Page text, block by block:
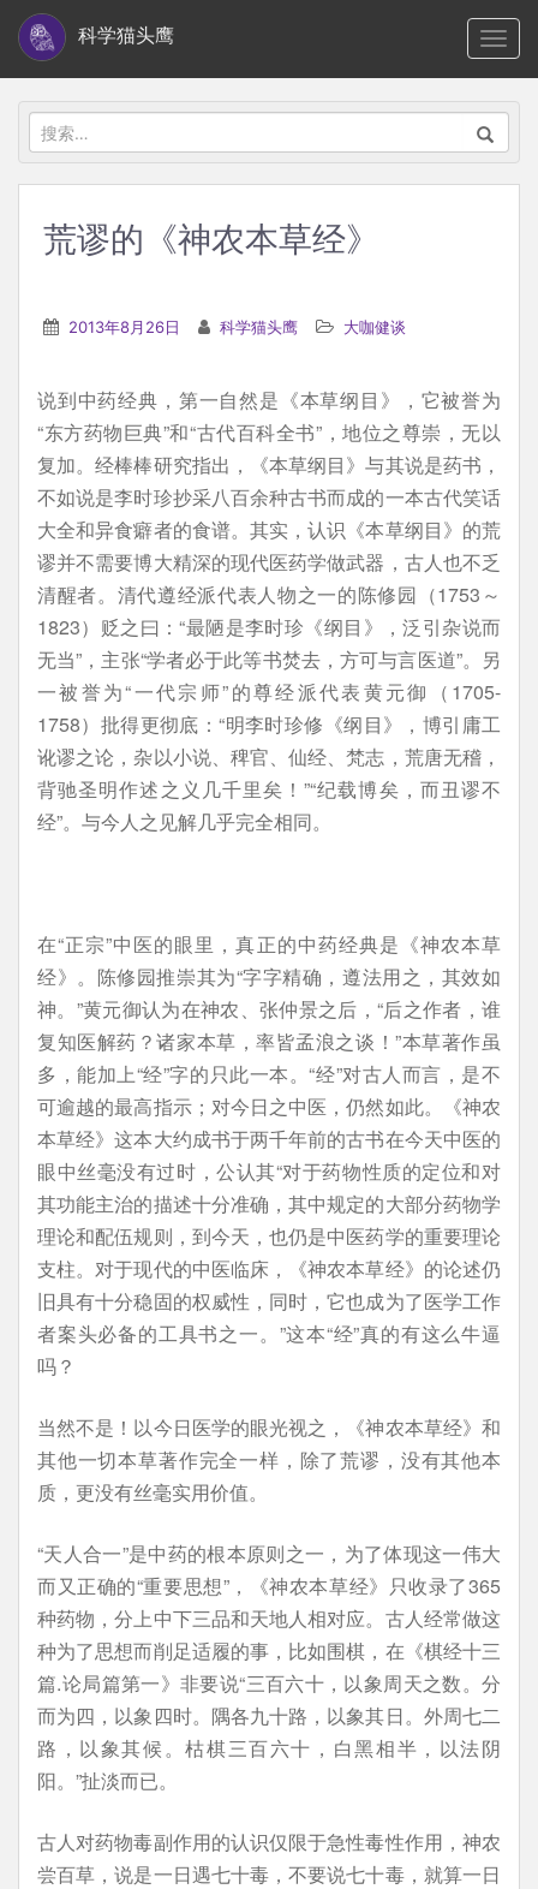
i
科学猫头鹰
搜
索：
荒谬的《神农本草经》
2013年8月26日 科学猫头鹰 大咖健谈
说到中药经典，第一自然是《本草纲目》，它被誉为
“东方药物巨典”和“古代百科全书”，地位之尊崇，无以
复加。经棒棒研究指出，《本草纲目》与其说是药书，
不如说是李时珍抄采八百余种古书而成的一本古代笑话
大全和异食癖者的食谱。其实，认识《本草纲目》的荒
谬并不需要博大精深的现代医药学做武器，古人也不乏
清醒者。清代遵经派代表人物之一的陈修园（1753～
1823）贬之曰：“最陋是李时珍《纲目》，泛引杂说而
无当”，主张“学者必于此等书焚去，方可与言医道”。另
一被誉为“一代宗师”的尊经派代表黄元御（1705-
1758）批得更彻底：“明李时珍修《纲目》，博引庸工
讹谬之论，杂以小说、稗官、仙经、梵志，荒唐无稽，
背驰圣明作述之义几千里矣！”“纪载博矣，而丑谬不
经”。与今人之见解几乎完全相同。
在“正宗”中医的眼里，真正的中药经典是《神农本草
经》。陈修园推崇其为“字字精确，遵法用之，其效如
神。”黄元御认为在神农、张仲景之后，“后之作者，谁
复知医解药？诸家本草，率皆孟浪之谈！”本草著作虽
多，能加上“经”字的只此一本。“经”对古人而言，是不
可逾越的最高指示；对今日之中医，仍然如此。《神农
本草经》这本大约成书于两千年前的古书在今天中医的
眼中丝毫没有过时，公认其“对于药物性质的定位和对
其功能主治的描述十分准确，其中规定的大部分药物学
理论和配伍规则，到今天，也仍是中医药学的重要理论
支柱。对于现代的中医临床，《神农本草经》的论述仍
旧具有十分稳固的权威性，同时，它也成为了医学工作
者案头必备的工具书之一。”这本“经”真的有这么牛逼
吗？
当然不是！以今日医学的眼光视之，《神农本草经》和
其他一切本草著作完全一样，除了荒谬，没有其他本
质，更没有丝毫实用价值。
“天人合一”是中药的根本原则之一，为了体现这一伟大
而又正确的“重要思想”，《神农本草经》只收录了365
种药物，分上中下三品和天地人相对应。古人经常做这
种为了思想而削足适履的事，比如围棋，在《棋经十三
篇.论局篇第一》非要说“三百六十，以象周天之数。分
而为四，以象四时。隅各九十路，以象其日。外周七二
路，以象其候。枯棋三百六十，白黑相半，以法阴
阳。”扯淡而已。
古人对药物毒副作用的认识仅限于急性毒性作用，神农
尝百草，说是一日遇七十毒，不要说七十毒，就算一日